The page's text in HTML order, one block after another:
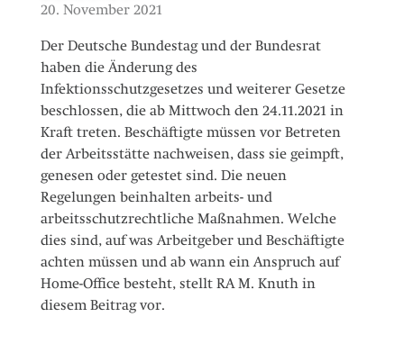
20. November 2021
Der Deutsche Bundestag und der Bundesrat
haben die Änderung des
Infektionsschutzgesetzes und weiterer Gesetze
beschlossen, die ab Mittwoch den 24.11.2021 in
Kraft treten. Beschäftigte müssen vor Betreten
der Arbeitsstätte nachweisen, dass sie geimpft,
genesen oder getestet sind. Die neuen
Regelungen beinhalten arbeits- und
arbeitsschutzrechtliche Maßnahmen. Welche
dies sind, auf was Arbeitgeber und Beschäftigte
achten müssen und ab wann ein Anspruch auf
Home-Office besteht, stellt RA M. Knuth in
diesem Beitrag vor.